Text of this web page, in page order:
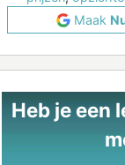
Maak
Heb je een